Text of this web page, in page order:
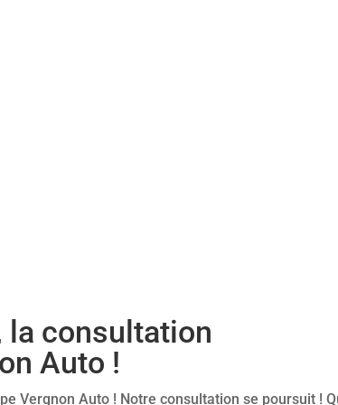
la consultation
Auto !
Vergnon Auto ! Notre consultation se poursuit !